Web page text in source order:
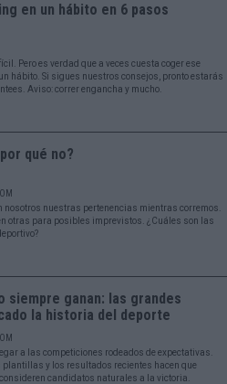
en un hábito en 6 pasos
Pero es verdad que a veces cuesta coger ese
hábito. Si sigues nuestros consejos, pronto estarás
Aviso: correr engancha y mucho.
qué no?
nosotros nuestras pertenencias mientras corremos.
otras para posibles imprevistos. ¿Cuáles son las
siempre ganan: las grandes
la historia del deporte
a las competiciones rodeados de expectativas.
y los resultados recientes hacen que
candidatos naturales a la victoria.